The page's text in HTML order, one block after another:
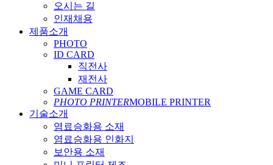
오시는 길
인재채용
제품소개
PHOTO
ID CARD
직전사
재전사
GAME CARD
PHOTO PRINTERMOBILE PRINTER
기술소개
염료승화용 소재
염료승화용 인화지
보안용 소재